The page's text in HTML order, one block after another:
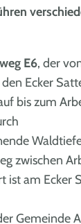
E6, der
Ecker
bis zum
zwischen
ist am Ecker
Gemeinde